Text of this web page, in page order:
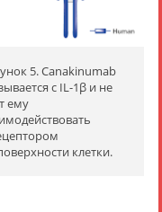
5. Canakinumab
с IL-1β и не
ему
клетки.